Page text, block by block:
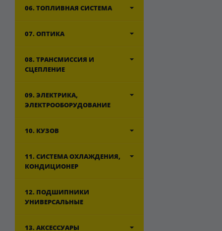
06. ТОПЛИВНАЯ СИСТЕМА
07. ОПТИКА
08. ТРАНСМИССИЯ И
СЦЕПЛЕНИЕ
09. ЭЛЕКТРИКА,
ЭЛЕКТРООБОРУДОВАНИЕ
10. КУЗОВ
11. СИСТЕМА ОХЛАЖДЕНИЯ,
КОНДИЦИОНЕР
12. ПОДШИПНИКИ
УНИВЕРСАЛЬНЫЕ
13. АКСЕССУАРЫ